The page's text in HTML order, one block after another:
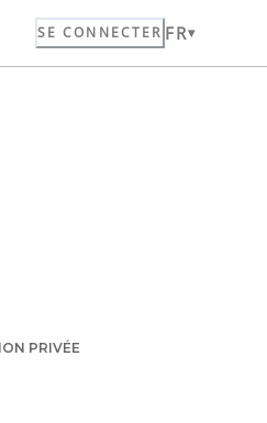
SE CONNECTER FR
PRIVÉE